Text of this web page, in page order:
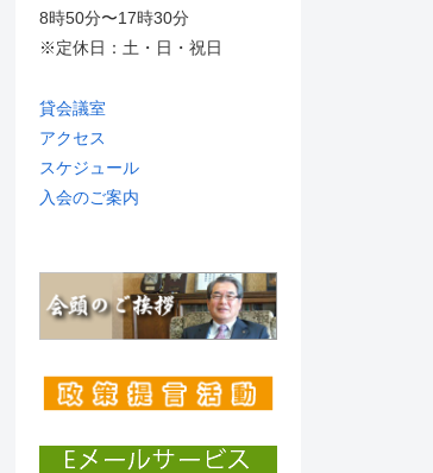
8時50分〜17時30分
※定休日：土・日・祝日
貸会議室
アクセス
スケジュール
入会のご案内